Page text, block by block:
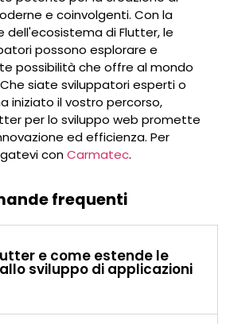
e coinvolgenti. Con la
dell'ecosistema di Flutter, le
possono esplorare e
possibilità che offre al mondo
siate sviluppatori esperti o
iniziato il vostro percorso,
per lo sviluppo web promette
ed efficienza. Per
conCarmatec.
frequenti
e come estende le
sviluppo di applicazioni